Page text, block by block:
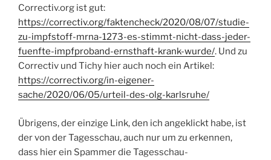
Correctiv.org ist gut:
https://correctiv.org/faktencheck/2020/08/07/studie-
zu-impfstoff-mrna-1273-es-stimmt-nicht-dass-jeder-
fuenfte-impfproband-ernsthaft-krank-wurde/. Und zu
Correctiv und Tichy hier auch noch ein Artikel:
https://correctiv.org/in-eigener-
sache/2020/06/05/urteil-des-olg-karlsruhe/
Übrigens, der einzige Link, den ich angeklickt habe, ist
der von der Tagesschau, auch nur um zu erkennen,
dass hier ein Spammer die Tagesschau-